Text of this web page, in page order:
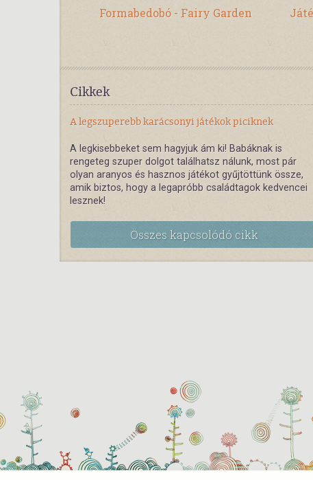
Formabedobó - Fairy Garden
Cikkek
A legszuperebb karácsonyi játékok piciknek
A legkisebbeket sem hagyjuk ám ki! Babáknak is
rengeteg szuper dolgot találhatsz nálunk, most pár
olyan aranyos és hasznos játékot gyűjtöttünk össze,
amik biztos, hogy a legapróbb családtagok kedvencei
lesznek!
Összes kapcsolódó cikk